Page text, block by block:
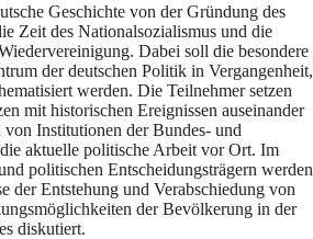
Geschichte von der Gründung des
Zeit des Nationalsozialismus und die
Dabei soll die besondere
der deutschen Politik in Vergangenheit,
werden. Die Teilnehmer setzen
mit historischen Ereignissen auseinander
Institutionen der Bundes- und
aktuelle politische Arbeit vor Ort. Im
politischen Entscheidungsträgern werden
der Entstehung und Verabschiedung von
der Bevölkerung in der
diskutiert.